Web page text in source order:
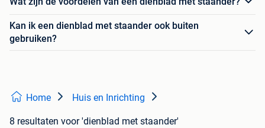
Kan ik een dienblad met staander ook buiten
gebruiken?
Home Huis en Inrichting
8 resultaten voor 'dienblad met staander'